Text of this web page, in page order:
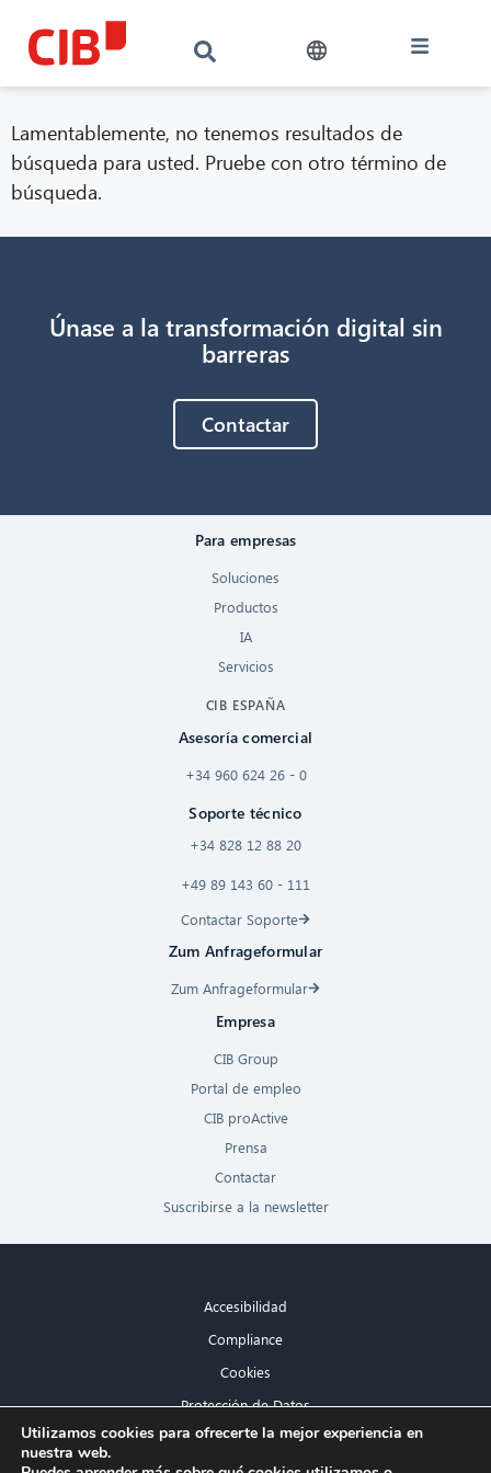
Lamentablemente, no tenemos resultados de
búsqueda para usted. Pruebe con otro término de
búsqueda.
Únase a la transformación digital sin
barreras
Contactar
Para empresas
Soluciones
Productos
IA
Servicios
CIB ESPAÑA
Asesoría comercial
+34 960 624 26 - 0
Soporte técnico
+34 828 12 88 20
+49 89 143 60 - 111
Contactar Soporte
Zum Anfrageformular
Zum Anfrageformular
Empresa
CIB Group
Portal de empleo
CIB proActive
Prensa
Contactar
Suscribirse a la newsletter
Accesibilidad
Compliance
Cookies
Protección de Datos
Aviso legal
Utilizamos cookies para ofrecerte la mejor experiencia en
nuestra web.
¡Hola! ¿Qué puedo hacer por ti?